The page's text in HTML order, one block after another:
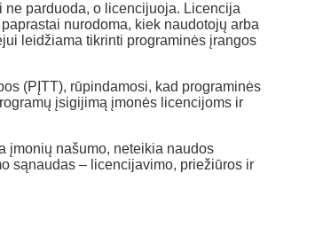
ne parduoda, o licencijuoja. Licencija
nurodoma, kiek naudotojų arba
leidžiama tikrinti programinės įrangos
(PĮTT), rūpindamosi, kad programinės
įsigijimą įmonės licencijoms ir
įmonių našumo, neteikia naudos
sąnaudas – licencijavimo, priežiūros ir